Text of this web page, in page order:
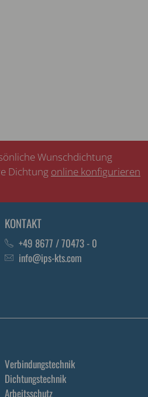
Wunschdichtung
Dichtung online konfigurieren
KONTAKT
+49 8677 / 70473 - 0
info@ips-kts.com
Verbindungstechnik
Dichtungstechnik
Arbeitsschutz